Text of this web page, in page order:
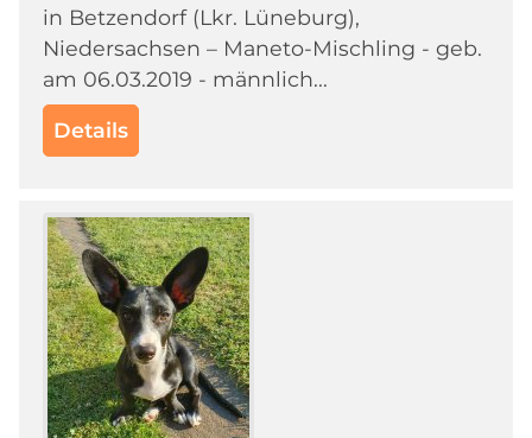
in Betzendorf (Lkr. Lüneburg),
Niedersachsen – Maneto-Mischling - geb.
am 06.03.2019 - männlich...
Details